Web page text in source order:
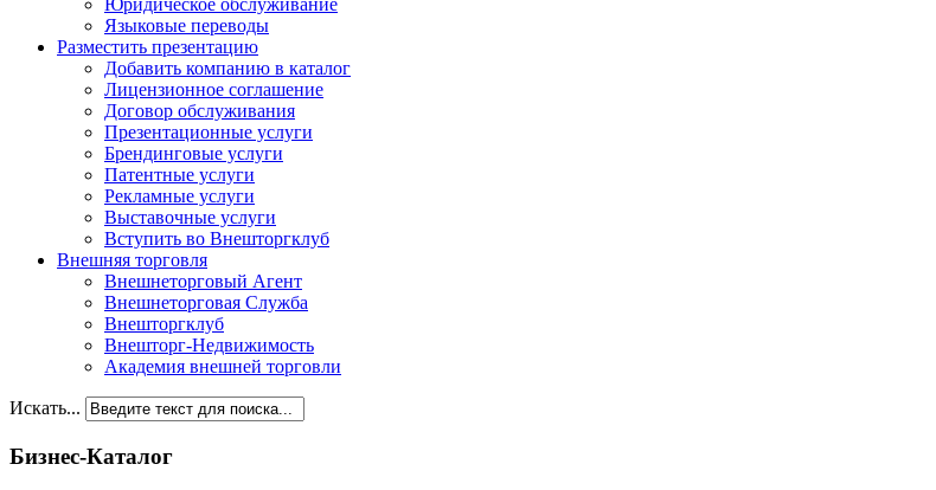
Языковые переводы
Разместить презентацию
Добавить компанию в каталог
Лицензионное соглашение
Договор обслуживания
Презентационные услуги
Брендинговые услуги
Патентные услуги
Рекламные услуги
Выставочные услуги
Вступить во Внешторгклуб
Внешняя торговля
Внешнеторговый Агент
Внешнеторговая Служба
Внешторгклуб
Внешторг-Недвижимость
Академия внешней торговли
Искать...
Бизнес-Каталог